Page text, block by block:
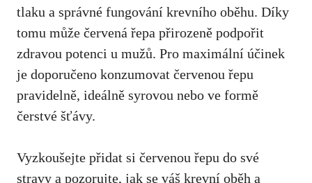
tlaku a správné fungování krevního oběhu. Díky
tomu může červená řepa přirozeně podpořit
zdravou potenci u mužů. Pro maximální účinek
je doporučeno konzumovat červenou řepu
pravidelně, ideálně syrovou nebo ve formě
čerstvé šťávy.
Vyzkoušejte přidat si červenou řepu do své
stravy a pozorujte, jak se váš krevní oběh a